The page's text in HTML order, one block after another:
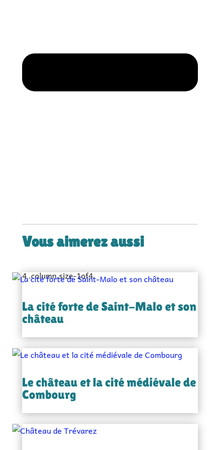
Vous aimerez aussi
La cité forte de Saint-Malo et son
château
Le château et la cité médiévale de
Combourg